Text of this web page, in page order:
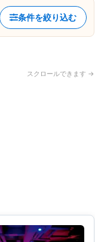
条件を絞り込む
スクロールできます →